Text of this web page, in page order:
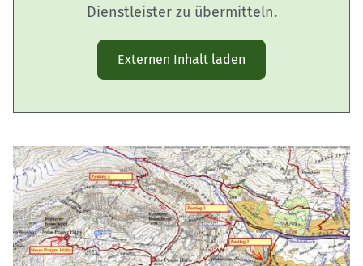
Dienstleister zu übermitteln.
Externen Inhalt laden